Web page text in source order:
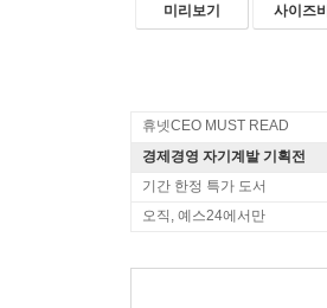
미리보기 사이즈
휴넷CEO MUST READ
경제경영 자기계발 기획전
기간 한정 특가 도서
오직, 예스24에서만